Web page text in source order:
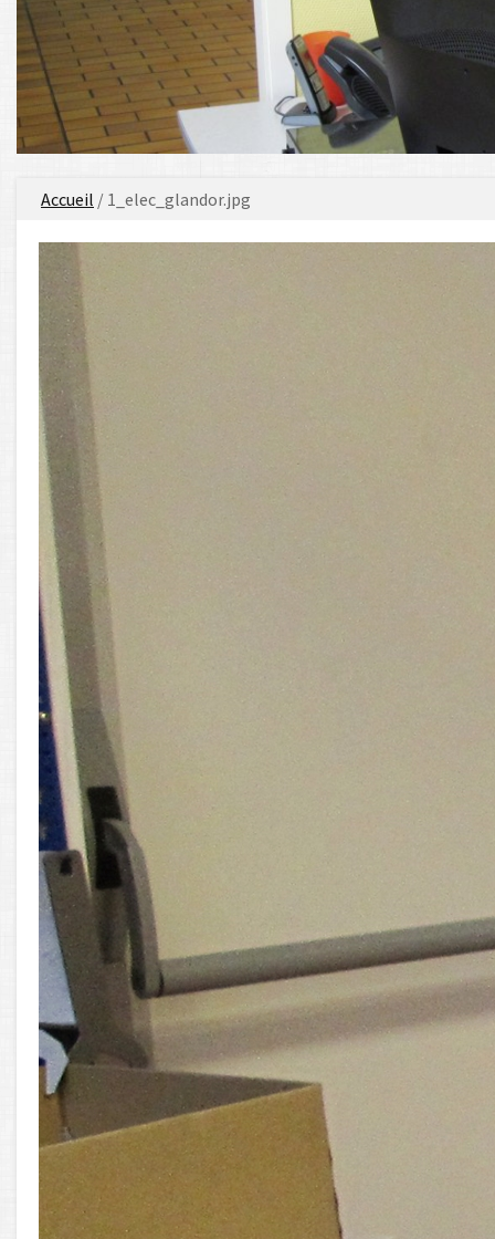
Vous
ici
Accueil / 1_elec_glandor.jpg